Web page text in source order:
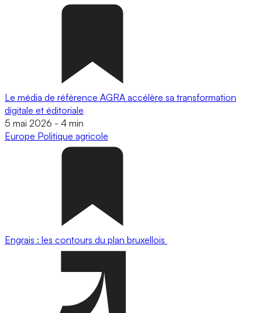
Le média de référence AGRA accélère sa transformation
digitale et éditoriale
5 mai 2026 - 4 min
Europe Politique agricole
Engrais : les contours du plan bruxellois